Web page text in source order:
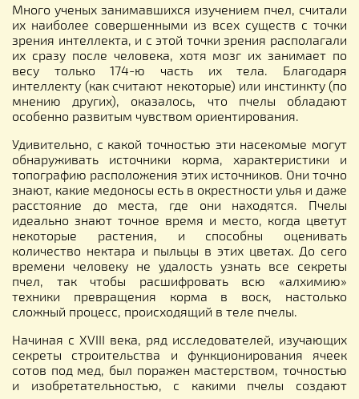
Много ученых занимавшихся изучением пчел, считали
их наиболее совершенными из всех существ с точки
зрения интеллекта, и с этой точки зрения располагали
их сразу после человека, хотя мозг их занимает по
весу только 174-ю часть их тела. Благодаря
интеллекту (как считают некоторые) или инстинкту (по
мнению других), оказалось, что пчелы обладают
особенно развитым чувством ориентирования.
Удивительно, с какой точностью эти насекомые могут
обнаруживать источники корма, характеристики и
топографию расположения этих источников. Они точно
знают, какие медоносы есть в окрестности улья и даже
расстояние до места, где они находятся. Пчелы
идеально знают точное время и место, когда цветут
некоторые растения, и способны оценивать
количество нектара и пыльцы в этих цветах. До сего
времени человеку не удалость узнать все секреты
пчел, так чтобы расшифровать всю «алхимию»
техники превращения корма в воск, настолько
сложный процесс, происходящий в теле пчелы.
Начиная с XVIII века, ряд исследователей, изучающих
секреты строительства и функционирования ячеек
сотов под мед, был поражен мастерством, точностью
и изобретательностью, с какими пчелы создают